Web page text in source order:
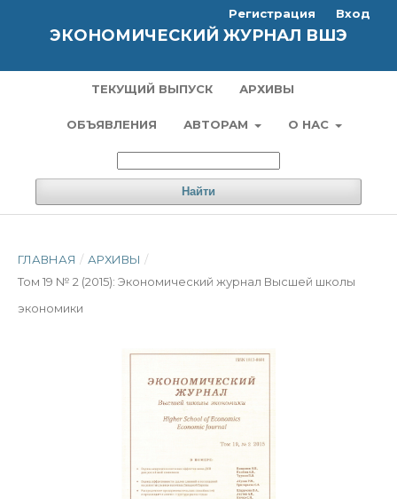
ЭКОНОМИЧЕСКИЙ ЖУРНАЛ ВШЭ
ТЕКУЩИЙ ВЫПУСК АРХИВЫ
ОБЪЯВЛЕНИЯ АВТОРАМ О НАС
Найти
Регистрация Вход
ГЛАВНАЯ / АРХИВЫ /
Том 19 № 2 (2015): Экономический журнал Высшей школы
экономики